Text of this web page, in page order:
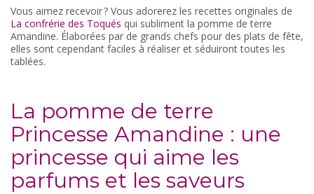
Vous aimez recevoir ? Vous adorerez les recettes originales de
La confrérie des Toqués qui subliment la pomme de terre
Amandine. Élaborées par de grands chefs pour des plats de fête,
elles sont cependant faciles à réaliser et séduiront toutes les
tablées.
La pomme de terre
Princesse Amandine : une
princesse qui aime les
parfums et les saveurs